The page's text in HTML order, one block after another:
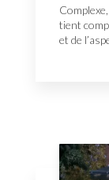
tient
et de